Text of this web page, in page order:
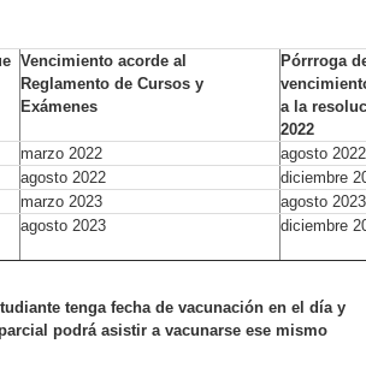
Vencimiento acorde al
Reglamento de Cursos y
Exámenes
Pórrroga
a la
2022
marzo 2022
agosto 2022
agosto 2022
diciembre
marzo 2023
agosto 2023
agosto 2023 diciembre
tenga fecha de vacunación en el día y
podrá asistir a vacunarse ese mismo